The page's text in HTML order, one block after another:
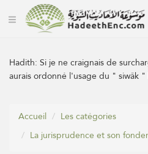
Hadith:Si je ne craignais de
aurais ordonné l'usage du " siwâk
Accueil
Les catégories
La jurisprudence et son